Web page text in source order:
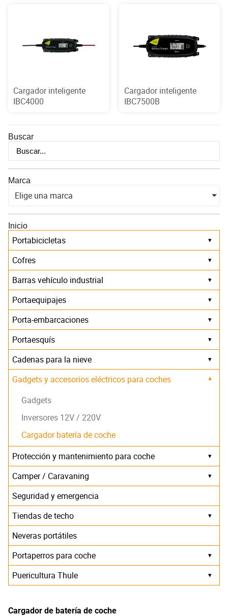
Buscar
Marca
Elige una marca
Inicio
Portabicicletas ▾
Cofres ▾
Barras vehículo industrial ▾
Portaequipajes ▾
Porta-embarcaciones ▾
Portaesquís ▾
Cadenas para la nieve ▾
Gadgets y accesorios eléctricos para coches ▾
Gadgets
Inversores 12V / 220V
Cargador batería de coche
Protección y mantenimiento para coche
▾
Camper / Caravaning ▾
Seguridad y emergencia
Tiendas de techo
▾
Neveras portátiles
Portaperros para coche
▾
Puericultura Thule ▾
Cargador inteligente
IBC4000
Cargador inteligente
IBC7500B
Cargador de batería de coche